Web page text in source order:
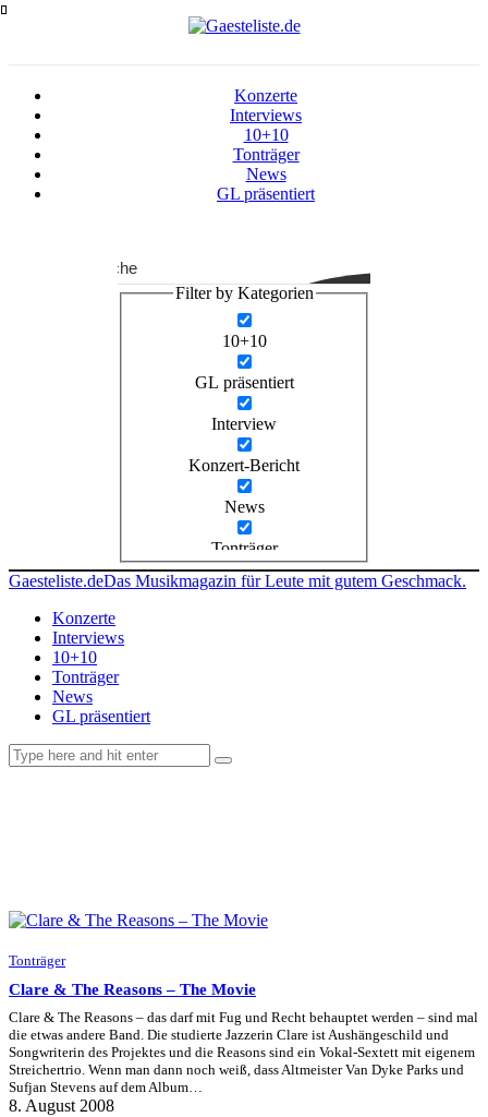
Konzerte
Interviews
10+10
Tonträger
News
GL präsentiert
Suche
Filter by Kategorien
10+10
GL präsentiert
Interview
Konzert-Bericht
News
Tonträger
Gaesteliste.deDas Musikmagazin für Leute mit gutem Geschmack.
Konzerte
Interviews
10+10
Tonträger
News
GL präsentiert
Tonträger
Clare & The Reasons – The Movie
Clare & The Reasons – das darf mit Fug und Recht behauptet werden – sind mal
die etwas andere Band. Die studierte Jazzerin Clare ist Aushängeschild und
Songwriterin des Projektes und die Reasons sind ein Vokal-Sextett mit eigenem
Streichertrio. Wenn man dann noch weiß, dass Altmeister Van Dyke Parks und
Sufjan Stevens auf dem Album…
8. August 2008